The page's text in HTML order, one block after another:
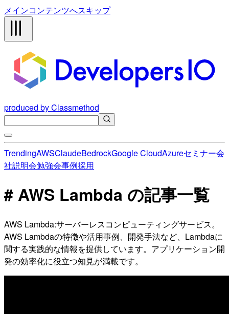
メインコンテンツへスキップ
produced by Classmethod
TrendingAWSClaudeBedrockGoogle CloudAzureセミナー会
社説明会勉強会事例採用
# AWS Lambda の記事一覧
AWS Lambda:サーバーレスコンピューティングサービス。
AWS Lambdaの特徴や活用事例、開発手法など、Lambdaに
関する実践的な情報を提供しています。アプリケーション開
発の効率化に役立つ知見が満載です。